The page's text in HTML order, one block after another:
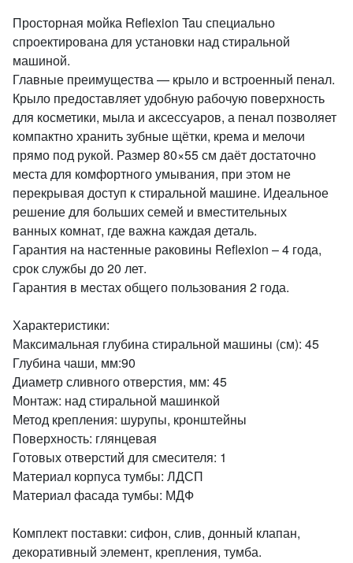
Просторная мойка Reflexion Tau специально
спроектирована для установки над стиральной
машиной.
Главные преимущества — крыло и встроенный пенал.
Крыло предоставляет удобную рабочую поверхность
для косметики, мыла и аксессуаров, а пенал позволяет
компактно хранить зубные щётки, крема и мелочи
прямо под рукой. Размер 80×55 см даёт достаточно
места для комфортного умывания, при этом не
перекрывая доступ к стиральной машине. Идеальное
решение для больших семей и вместительных
ванных комнат, где важна каждая деталь.
Гарантия на настенные раковины Reflexion – 4 года,
срок службы до 20 лет.
Гарантия в местах общего пользования 2 года.
Характеристики:
Максимальная глубина стиральной машины (см): 45
Глубина чаши, мм:90
Диаметр сливного отверстия, мм: 45
Монтаж: над стиральной машинкой
Метод крепления: шурупы, кронштейны
Поверхность: глянцевая
Готовых отверстий для смесителя: 1
Материал корпуса тумбы: ЛДСП
Материал фасада тумбы: МДФ
Комплект поставки: сифон, слив, донный клапан,
декоративный элемент, крепления, тумба.